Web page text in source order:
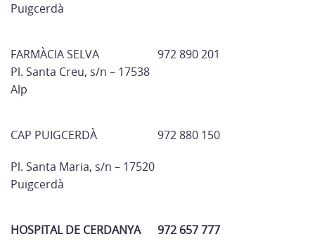
Puigcerdà
FARMÀCIA SELVA
Pl. Santa Creu, s/n – 17538
Alp
972 890 201
CAP PUIGCERDÀ
Pl. Santa Maria, s/n – 17520
Puigcerdà
972 880 150
HOSPITAL DE CERDANYA 972 657 777